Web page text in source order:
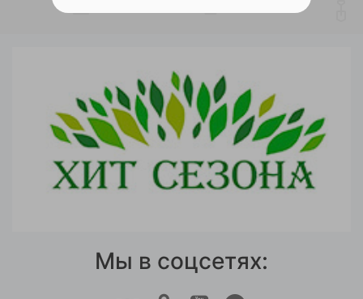
Мы в соцсетях: